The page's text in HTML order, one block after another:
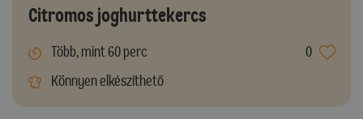
Citromos joghurttekercs
Több, mint 60 perc
0
Könnyen elkészíthető